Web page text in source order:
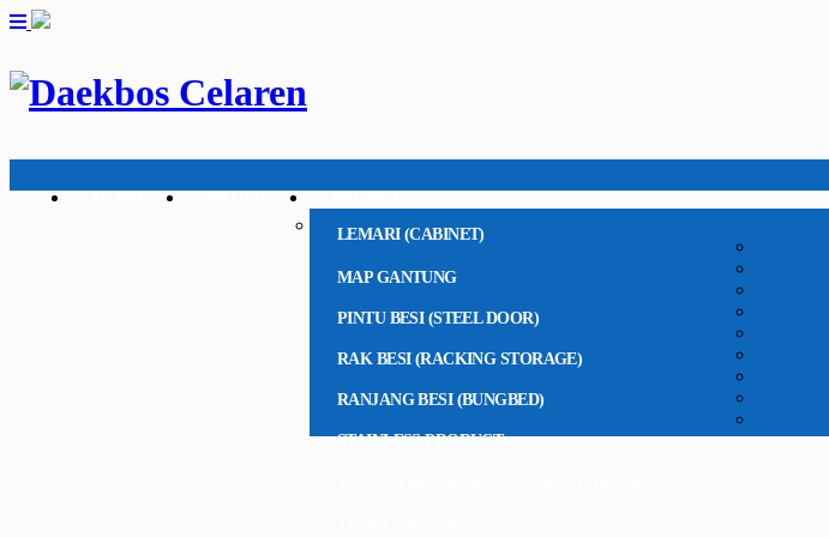
LEMARI (CABINET)
MAP GANTUNG
PINTU BESI (STEEL DOOR)
RAK BESI (RACKING STORAGE)
RANJANG BESI (BUNGBED)
STAINLESS PRODUCT